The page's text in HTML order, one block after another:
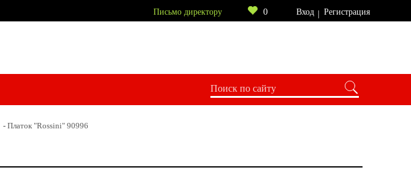
Письмо директору 0 Вход Регистрация
Платок "Rossini" 90996